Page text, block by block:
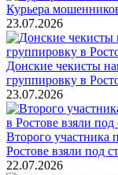
Курьера
23.07.2026
Донские чекисты
группировку в
23.07.2026
Второго участника
Ростове взяли под
22.07.2026